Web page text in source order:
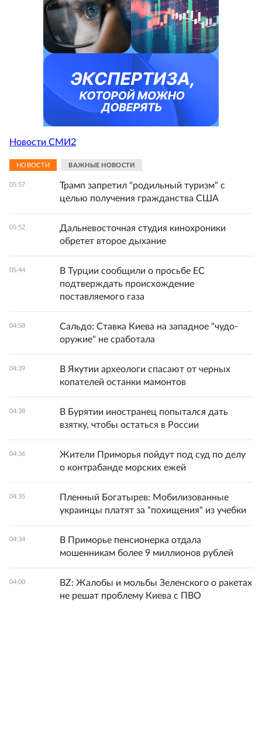
Новости СМИ2
НОВОСТИ ВАЖНЫЕ НОВОСТИ
05:57
Трамп запретил "родильный туризм" с
целью получения гражданства США
05:52
Дальневосточная студия кинохроники
обретет второе дыхание
05:44
В Турции сообщили о просьбе ЕС
подтверждать происхождение
поставляемого газа
04:58
Сальдо: Ставка Киева на западное "чудо-
оружие" не сработала
04:39
В Якутии археологи спасают от черных
копателей останки мамонтов
04:38
В Бурятии иностранец попытался дать
взятку, чтобы остаться в России
04:36
Жители Приморья пойдут под суд по делу
о контрабанде морских ежей
04:35
Пленный Богатырев: Мобилизованные
украинцы платят за "похищения" из учебки
04:34
В Приморье пенсионерка отдала
мошенникам более 9 миллионов рублей
04:00
BZ: Жалобы и мольбы Зеленского о ракетах
не решат проблему Киева с ПВО